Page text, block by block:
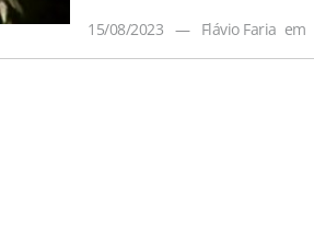
15/08/2023 — Flávio Faria em